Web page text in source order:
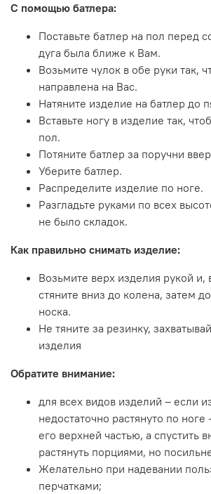
С помощью батлера:
Поставьте батлер на пол перед
дуга была ближе к Вам.
Возьмите чулок в обе руки так,
направлена на Вас.
Натяните изделие на батлер до
Вставьте ногу в изделие так,
пол.
Потяните батлер за поручни
Уберите батлер.
Распределите изделие по ноге.
Разгладьте руками по всех
не было складок.
Как правильно снимать изделие:
Возьмите верх изделия рукой и,
стяните вниз до колена, затем
носка.
Не тяните за резинку,
изделия
Обратите внимание:
для всех видов изделий – если
недостаточно растянуто по ноге
его верхней частью, а спустить
растянуть порциями, но
Желательно при надевании
перчатками;